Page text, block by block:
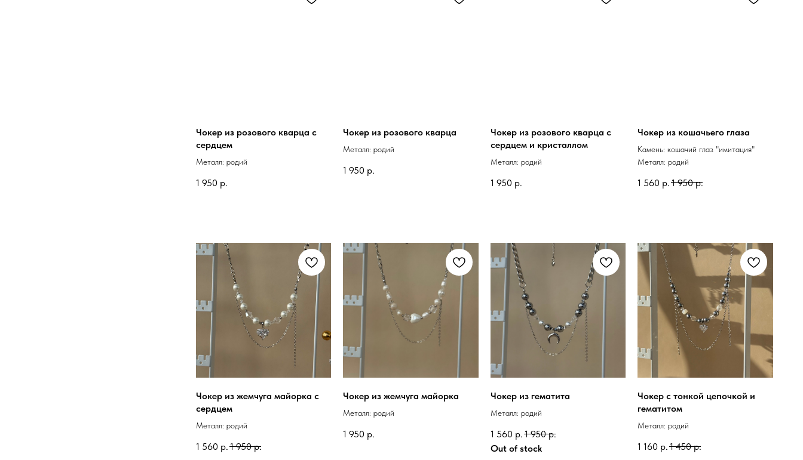
Чокер из розового кварца с
сердцем
Металл: родий
1 950 р.
Чокер из розового кварца
Металл: родий
1 950 р.
Чокер из розового кварца с
сердцем и кристаллом
Металл: родий
1 950 р.
Чокер из кошачьего глаза
Камень: кошачий глаз "имитация"
Металл: родий
1 560 р. 1 950 р.
Чокер из жемчуга майорка с
сердцем
Металл: родий
1 560 р. 1 950 р.
Чокер из жемчуга майорка
Металл: родий
1 950 р.
Чокер из гематита
Металл: родий
1 560 р. 1 950 р.
Out of stock
Чокер с тонкой цепочкой и
гематитом
Металл: родий
1 160 р. 1 450 р.